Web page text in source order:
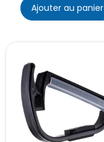
Ajouter au panier